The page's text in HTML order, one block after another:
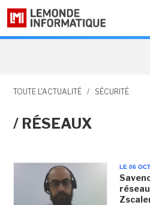
TOUTE L'ACTUALITÉ / SÉCURITÉ
/ RÉSEAUX
LE 06